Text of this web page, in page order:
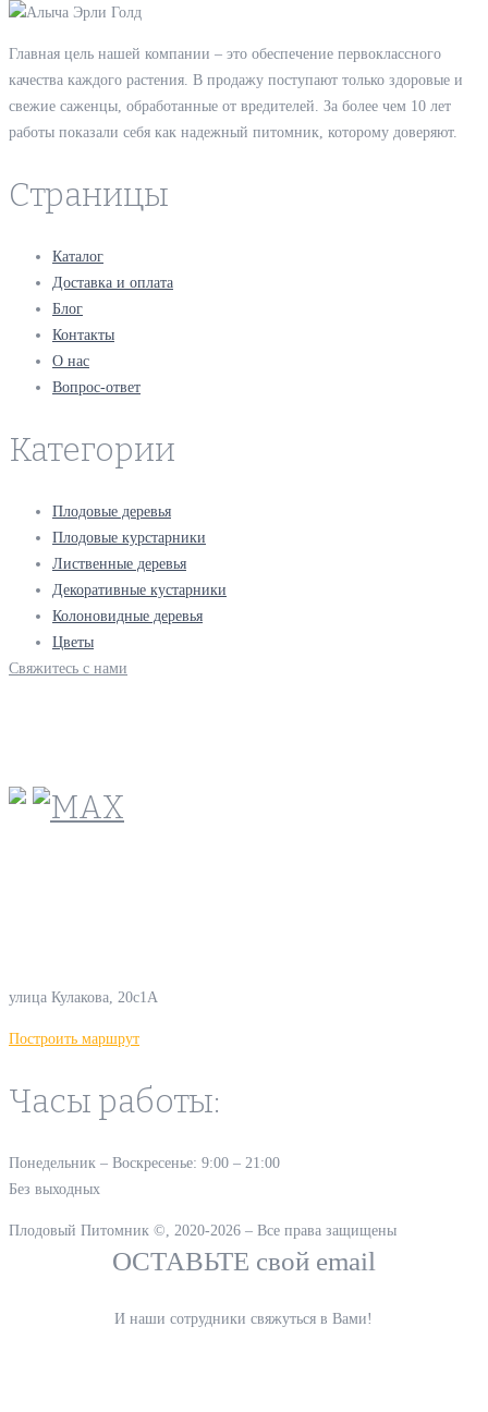
Главная цель нашей компании – это обеспечение первоклассного
качества каждого растения. В продажу поступают только здоровые и
свежие саженцы, обработанные от вредителей. За более чем 10 лет
работы показали себя как надежный питомник, которому доверяют.
Страницы
Каталог
Доставка и оплата
Блог
Контакты
О нас
Вопрос-ответ
Категории
Плодовые деревья
Плодовые курстарники
Лиственные деревья
Декоративные кустарники
Колоновидные деревья
Цветы
Свяжитесь с нами
улица Кулакова, 20с1А
Построить маршрут
Часы работы:
Понедельник – Воскресенье: 9:00 – 21:00
Без выходных
Плодовый Питомник ©, 2020-2026 – Все права защищены
ОСТАВЬТЕ свой email
И наши сотрудники свяжуться в Вами!